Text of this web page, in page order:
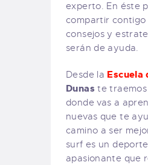
experto. En éste
compartir contigo
consejos y
serán de ayuda.
Desde la Escuela
Dunas te
donde vas a
nuevas que te
camino a ser
surf es un deporte
apasionante que